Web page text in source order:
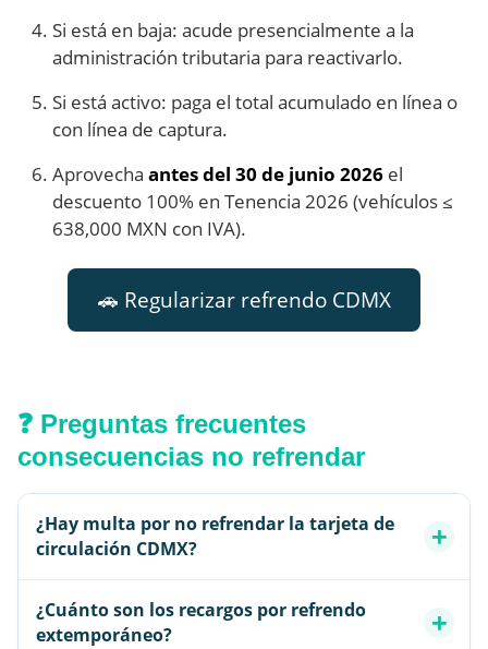
Si está en baja: acude presencialmente a la
administración tributaria para reactivarlo.
Si está activo: paga el total acumulado en línea o
con línea de captura.
Aprovecha antes del 30 de junio 2026 el
descuento 100% en Tenencia 2026 (vehículos ≤
638,000 MXN con IVA).
🚗 Regularizar refrendo CDMX
❓ Preguntas frecuentes
consecuencias no refrendar
¿Hay multa por no refrendar la tarjeta de
circulación CDMX?
¿Cuánto son los recargos por refrendo
extemporáneo?